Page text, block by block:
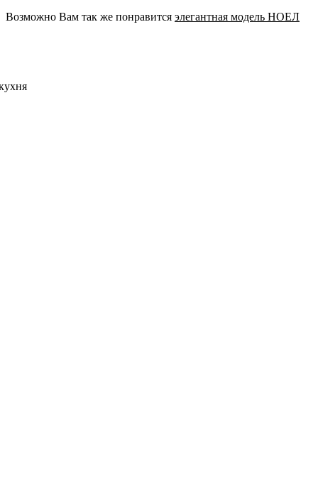
Возможно Вам так же понравится элегантная модель НОЕЛ